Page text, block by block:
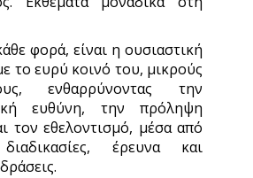
φορά, είναι η ουσιαστική
το ευρύ κοινό του, μικρούς
ενθαρρύνοντας την
ευθύνη, την πρόληψη
τον εθελοντισμό, μέσα από
έρευνα και